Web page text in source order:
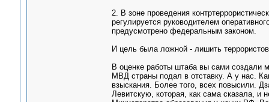
2. В зоне проведения
регулируется руководителем
предусмотрено федеральным законом.
И цель была ложной - лишить
В оценке работы штаба вы сами создали
МВД страны подал в отставку. А у нас.
взыскания. Более того, всех повысили.
Левитскую, которая, как сама сказала, и